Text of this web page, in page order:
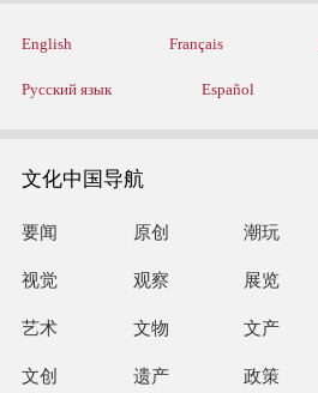
English Français
Русский язык Español
文化中国导航
要闻 原创 潮玩
视觉 观察 展览
艺术 文物 文产
文创 遗产 政策